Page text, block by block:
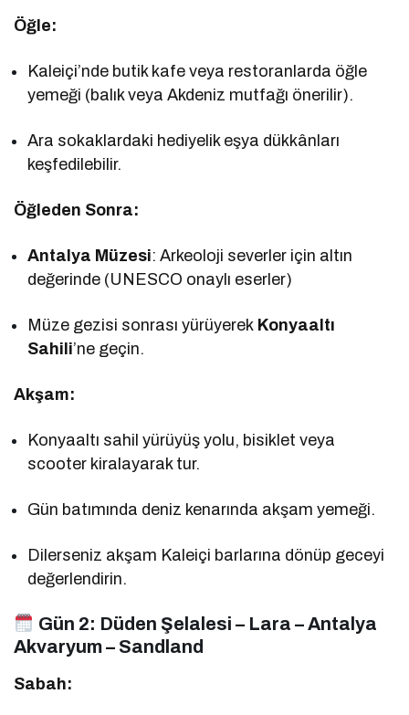
Öğle:
Kaleiçi’nde butik kafe veya restoranlarda öğle
yemeği (balık veya Akdeniz mutfağı önerilir).
Ara sokaklardaki hediyelik eşya dükkânları
keşfedilebilir.
Öğleden Sonra:
Antalya Müzesi: Arkeoloji severler için altın
değerinde (UNESCO onaylı eserler)
Müze gezisi sonrası yürüyerek Konyaaltı
Sahili’ne geçin.
Akşam:
Konyaaltı sahil yürüyüş yolu, bisiklet veya
scooter kiralayarak tur.
Gün batımında deniz kenarında akşam yemeği.
Dilerseniz akşam Kaleiçi barlarına dönüp geceyi
değerlendirin.
Gün 2: Düden Şelalesi – Lara – Antalya
Akvaryum – Sandland
Sabah: